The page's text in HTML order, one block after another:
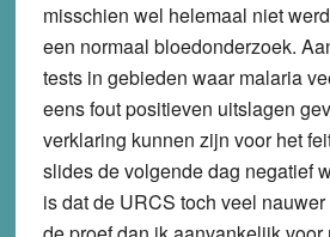
misschien wel helemaal niet
een normaal bloedonderzoek.
tests in gebieden waar malaria
eens fout positieven uitslagen
verklaring kunnen zijn voor het
slides de volgende dag negatief
is dat de URCS toch veel